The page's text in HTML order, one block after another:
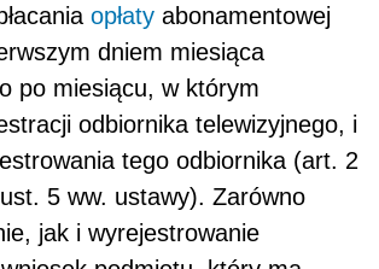
opłaty abonamentowej
dniem miesiąca
po miesiącu, w którym
odbiornika telewizyjnego, i
tego odbiornika (art. 2
5 ww. ustawy). Zarówno
jak i wyrejestrowanie